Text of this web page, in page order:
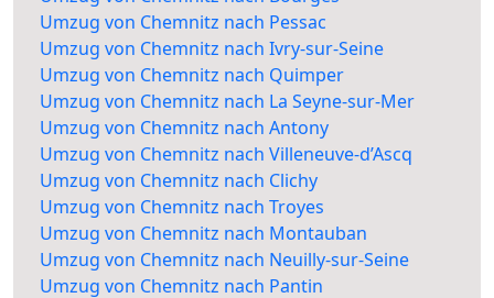
Umzug von Chemnitz nach Pessac
Umzug von Chemnitz nach Ivry-sur-Seine
Umzug von Chemnitz nach Quimper
Umzug von Chemnitz nach La Seyne-sur-Mer
Umzug von Chemnitz nach Antony
Umzug von Chemnitz nach Villeneuve-d’Ascq
Umzug von Chemnitz nach Clichy
Umzug von Chemnitz nach Troyes
Umzug von Chemnitz nach Montauban
Umzug von Chemnitz nach Neuilly-sur-Seine
Umzug von Chemnitz nach Pantin